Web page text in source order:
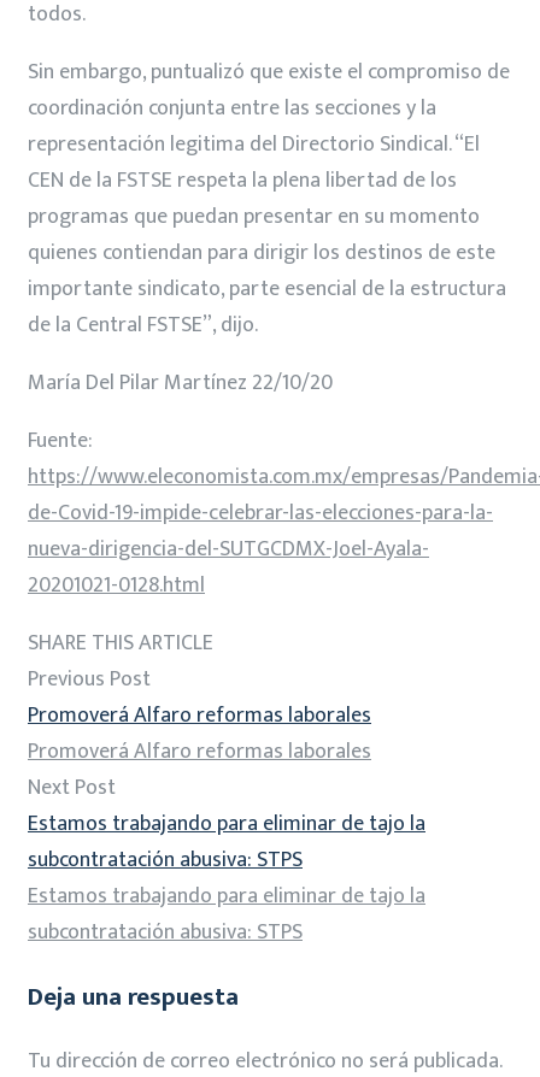
todos.
Sin embargo, puntualizó que existe el compromiso de
coordinación conjunta entre las secciones y la
representación legitima del Directorio Sindical. “El
CEN de la FSTSE respeta la plena libertad de los
programas que puedan presentar en su momento
quienes contiendan para dirigir los destinos de este
importante sindicato, parte esencial de la estructura
de la Central FSTSE”, dijo.
María Del Pilar Martínez 22/10/20
Fuente:
https://www.eleconomista.com.mx/empresas/
de-Covid-19-impide-celebrar-las-elecciones-para-la-
nueva-dirigencia-del-SUTGCDMX-Joel-Ayala-
20201021-0128.html
SHARE THIS ARTICLE
Previous Post
Promoverá Alfaro reformas laborales
Promoverá Alfaro reformas laborales
Next Post
Estamos trabajando para eliminar de tajo la
subcontratación abusiva: STPS
Estamos trabajando para eliminar de tajo la
subcontratación abusiva: STPS
Deja una respuesta
Tu dirección de correo electrónico no será publicada.